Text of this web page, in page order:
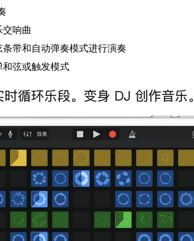
响曲
带和自动弹奏模式进行演奏
弦或触发模式